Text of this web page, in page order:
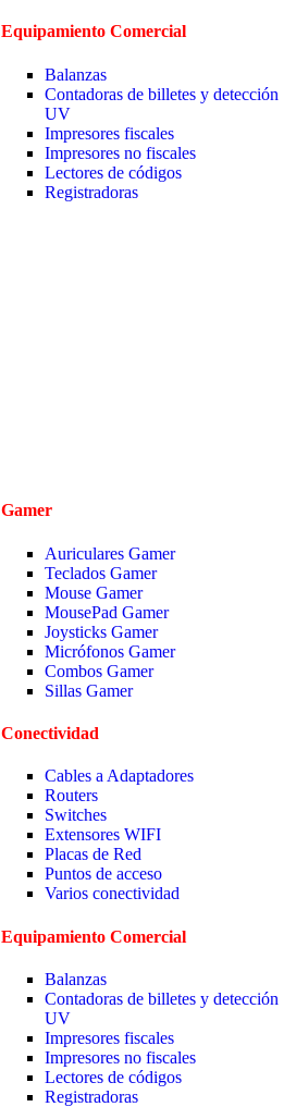
Equipamiento Comercial
Balanzas
Contadoras de billetes y detección
UV
Impresores fiscales
Impresores no fiscales
Lectores de códigos
Registradoras
Gamer
Auriculares Gamer
Teclados Gamer
Mouse Gamer
MousePad Gamer
Joysticks Gamer
Micrófonos Gamer
Combos Gamer
Sillas Gamer
Conectividad
Cables a Adaptadores
Routers
Switches
Extensores WIFI
Placas de Red
Puntos de acceso
Varios conectividad
Equipamiento Comercial
Balanzas
Contadoras de billetes y detección
UV
Impresores fiscales
Impresores no fiscales
Lectores de códigos
Registradoras